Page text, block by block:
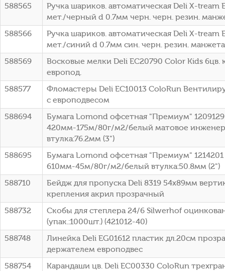
588565
Ручка шариков. автоматическая Deli X-tream
мет./черный d 0.7мм черн. черн. резин.
588566
Ручка шариков. автоматическая Deli X-tream
мет./синий d 0.7мм син. черн. резин. манжета
588569
Восковые мелки Deli EC20790 Color Kids 6цв.
европод.
588577
Фломастеры Deli EC10013 ColoRun
с европодвесом
588694
Бумага Lomond офсетная "Премиум"
420мм-175м/80г/м2/белый матовое
втулка:76.2мм (3")
588695
Бумага Lomond офсетная "Премиум" 1214201
610мм-45м/80г/м2/белый втулка:50.8мм (2")
588710
Бейдж для пропуска Deli 8319 54х89мм
крепления акрил прозрачный
588732
Скобы для степлера 24/6 Silwerhof
(упак.:1000шт.) (421012-40)
588748
Линейка Deli EG01612 пластик дл.20см
держателем европодвес
588754
Карандаши цв. Deli EC00330 ColoRun